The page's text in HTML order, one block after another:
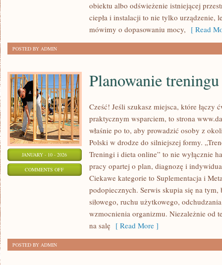
obiektu albo odświeżenie istniejącej
ciepła i instalacji to nie tylko urządzenie,
mówimy o dopasowaniu mocy, [ Read
POSTED BY ADMIN
JANUARY - 10 - 2026
COMMENTS OFFON
PLANOWANIE
Planowanie treningu
Cześć! Jeśli szukasz miejsca, które łączy
praktycznym wsparciem, to strona
właśnie po to, aby prowadzić osoby z
Polski w drodze do silniejszej formy.
Treningi i dieta online” to nie wyłącznie
pracy opartej o plan, diagnozę i
Ciekawe kategorie to Suplementacja i
podopiecznych. Serwis skupia się na tym,
siłowego, ruchu użytkowego,
wzmocnienia organizmu. Niezależnie od
na salę [ Read More ]
POSTED BY ADMIN